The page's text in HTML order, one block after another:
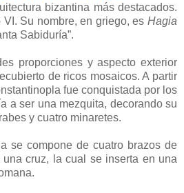
bizantina más destacados.
Su nombre, en griego, es Hagia
Sabiduría”.
proporciones y aspecto exterior
de ricos mosaicos. A partir
fue conquistada por los
a ser una mezquita, decorando su
y cuatro minaretes.
se compone de cuatro brazos de
cruz, la cual se inserta en una